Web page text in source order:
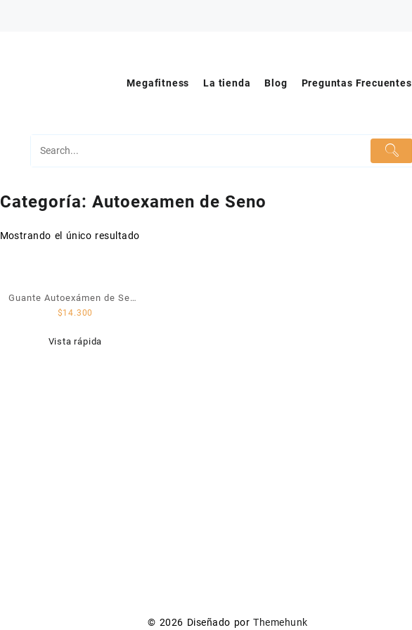
Megafitness La tienda Blog Preguntas Frecuentes
Categoría: Autoexamen de Seno
Mostrando el único resultado
Guante Autoexámen de Seno
AgathaCare
$14.300
Vista rápida
© 2026 Diseñado por Themehunk